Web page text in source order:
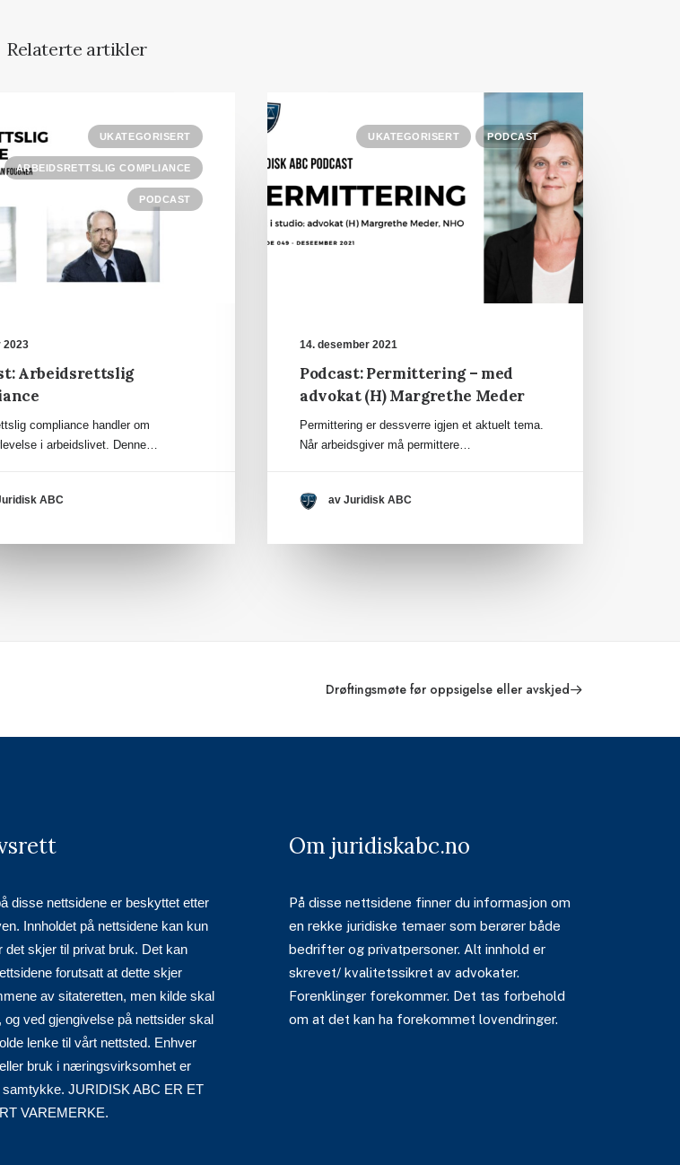
Relaterte artikler
UKATEGORISERT
ARBEIDSRETTSLIG COMPLIANCE
PODCAST
2023
Arbeidsrettslig
compliance handler om
i arbeidslivet. Denne…
ABC
UKATEGORISERT PODCAST
14. desember 2021
Podcast: Permittering – med
advokat (H) Margrethe Meder
Permittering er dessverre igjen et aktuelt tema.
Når arbeidsgiver må permittere…
av Juridisk ABC
Drøftingsmøte før oppsigelse eller avskjed
disse nettsidene er beskyttet etter
Innholdet på nettsidene kan kun
det skjer til privat bruk. Det kan
forutsatt at dette skjer
av sitateretten, men kilde skal
og ved gjengivelse på nettsider skal
lenke til vårt nettsted. Enhver
bruk i næringsvirksomhet er
samtykke. JURIDISK ABC ER ET
VAREMERKE.
Om juridiskabc.no
På disse nettsidene finner du informasjon om
en rekke juridiske temaer som berører både
bedrifter og privatpersoner. Alt innhold er
skrevet/ kvalitetssikret av advokater.
Forenklinger forekommer. Det tas forbehold
om at det kan ha forekommet lovendringer.